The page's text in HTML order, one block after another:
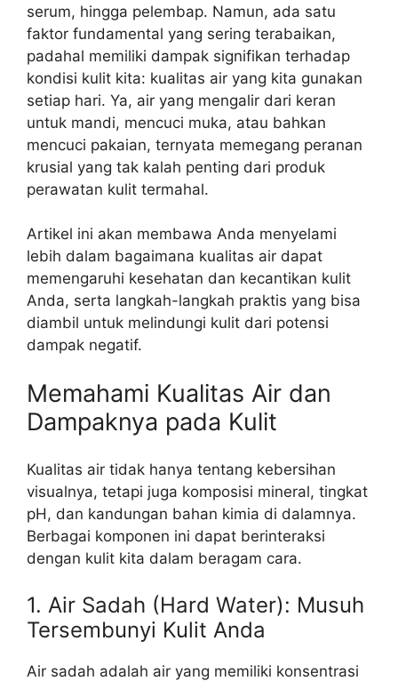
serum, hingga pelembap. Namun, ada satu
faktor fundamental yang sering terabaikan,
padahal memiliki dampak signifikan terhadap
kondisi kulit kita: kualitas air yang kita gunakan
setiap hari. Ya, air yang mengalir dari keran
untuk mandi, mencuci muka, atau bahkan
mencuci pakaian, ternyata memegang peranan
krusial yang tak kalah penting dari produk
perawatan kulit termahal.
Artikel ini akan membawa Anda menyelami
lebih dalam bagaimana kualitas air dapat
memengaruhi kesehatan dan kecantikan kulit
Anda, serta langkah-langkah praktis yang bisa
diambil untuk melindungi kulit dari potensi
dampak negatif.
Memahami Kualitas Air dan
Dampaknya pada Kulit
Kualitas air tidak hanya tentang kebersihan
visualnya, tetapi juga komposisi mineral, tingkat
pH, dan kandungan bahan kimia di dalamnya.
Berbagai komponen ini dapat berinteraksi
dengan kulit kita dalam beragam cara.
1. Air Sadah (Hard Water): Musuh
Tersembunyi Kulit Anda
Air sadah adalah air yang memiliki konsentrasi